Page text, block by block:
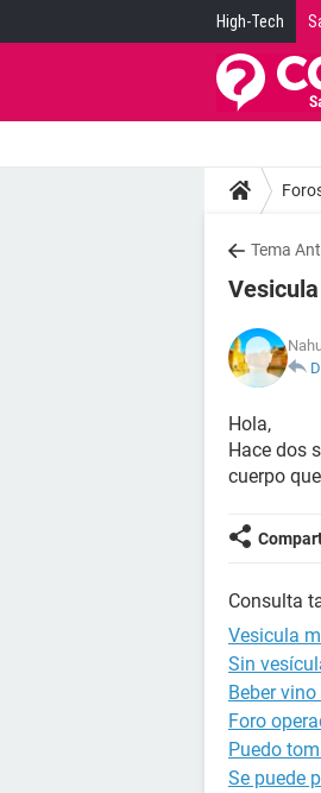
High-Tech
Tema
Hola,
Hace dos
cuerpo
Consulta
Vesicula
Sin
Beber
Foro
Puedo
Se puede